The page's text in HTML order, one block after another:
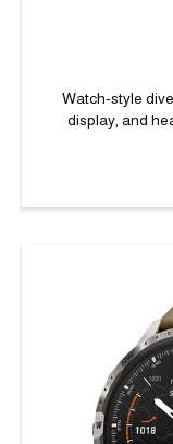
Watch-style
display, and